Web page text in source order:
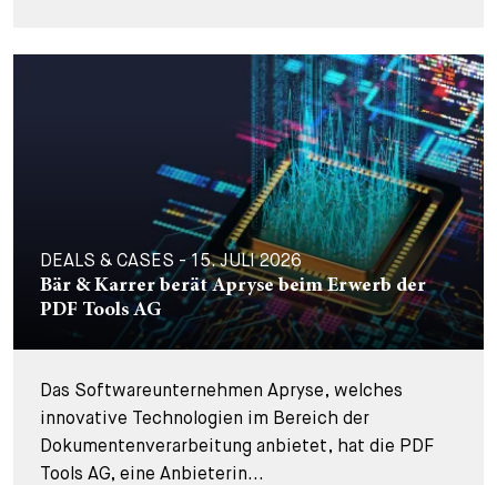
DEALS & CASES - 15. JULI 2026
Bär & Karrer berät Apryse beim Erwerb der
PDF Tools AG
Das Softwareunternehmen Apryse, welches
innovative Technologien im Bereich der
Dokumentenverarbeitung anbietet, hat die PDF
Tools AG, eine Anbieterin...